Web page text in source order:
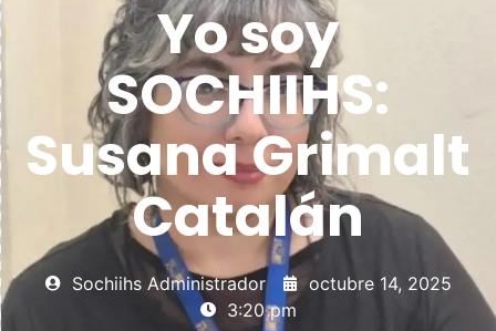
Yo soy
SOCHIIHS:
Susana Grimalt
Catalán
Sochiihs Administrador
octubre 14, 2025
3:20 pm